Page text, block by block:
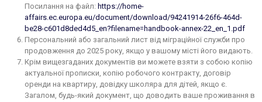
Посилання на файл: https://home-
affairs.ec.europa.eu/document/download/94241914-26f6-464d-
be28-c601d8ded4d5_en?filename=handbook-annex-22_en_1.pdf
Персональний або загальний лист від міграційної служби про
продовження до 2025 року, якщо у вашому місті його видають.
Крім вищезгаданих документів ви можете взяти з собою копію
актуальної прописки, копію робочого контракту, договір
оренди на квартиру, довідку школяра для дітей, якщо є.
Загалом, будь-який документ, що доводить ваше проживання в